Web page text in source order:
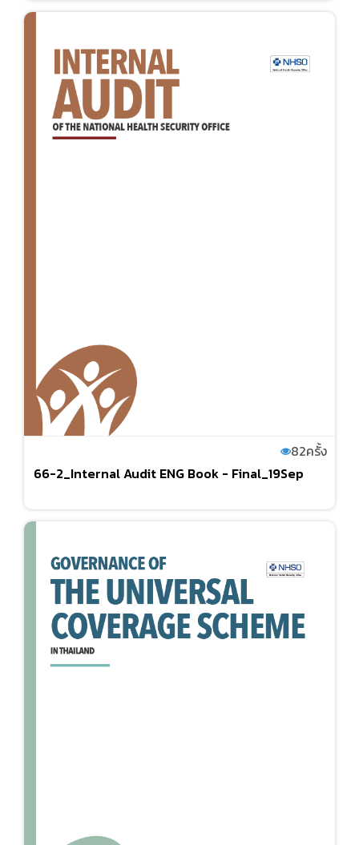
82ครั้ง
66-2_Internal Audit ENG Book - Final_19Sep